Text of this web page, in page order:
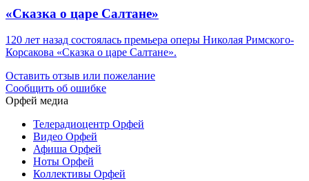
«Сказка о царе Салтане»
120 лет назад состоялась премьера оперы Николая Римского-
Корсакова «Сказка о царе Салтане».
Оставить отзыв или пожелание
Сообщить об ошибке
Орфей медиа
Телерадиоцентр Орфей
Видео Орфей
Афиша Орфей
Ноты Орфей
Коллективы Орфей